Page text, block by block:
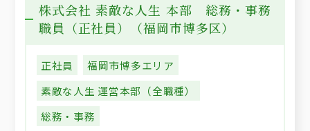
株式会社 素敵な人生 本部 総務・事務
職員（正社員）（福岡市博多区）
正社員
福岡市博多エリア
素敵な人生 運営本部（全職種）
総務・事務